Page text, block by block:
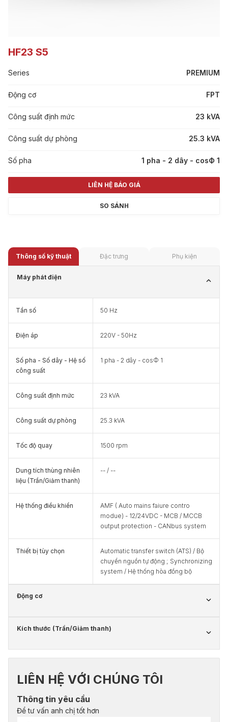
HF23 S5
Series PREMIUM
Động cơ FPT
Công suất định mức 23 kVA
Công suất dự phòng 25.3 kVA
Số pha 1 pha - 2 dây - cosФ 1
LIÊN HỆ BÁO GIÁ
SO SÁNH
Thông số kỹ thuật Đặc trưng Phụ kiện
Máy phát điện
Tần số 50 Hz
Điện áp 220V - 50Hz
Số pha - Số dây - Hệ số
công suất
1 pha - 2 dây - cosФ 1
Công suất định mức 23 kVA
Công suất dự phòng 25.3 kVA
Tốc độ quay 1500 rpm
Dung tích thùng nhiên
liệu (Trần/Giảm thanh)
-- / --
Hệ thống điều khiển
AMF ( Auto mains faiure contro
modue) - 12/24VDC - MCB / MCCB
output protection - CANbus system
Thiết bị tùy chọn
Automatic transfer switch (ATS) / Bộ
chuyển nguồn tự động ; Synchronizing
system / Hệ thống hòa đồng bộ
Động cơ
Kích thước (Trần/Giảm thanh)
LIÊN HỆ VỚI CHÚNG TÔI
Thông tin yêu cầu
Để tư vấn anh chị tốt hơn